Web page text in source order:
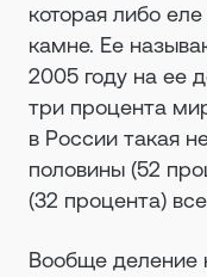
которая либо
камне. Ее
2005 году на ее
три процента
в России такая
половины (52
(32 процента)
Вообще деление